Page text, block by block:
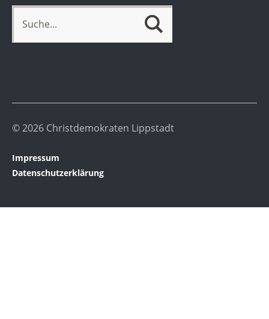
© 2026 Christdemokraten Lippstadt
Impressum
Datenschutzerklärung